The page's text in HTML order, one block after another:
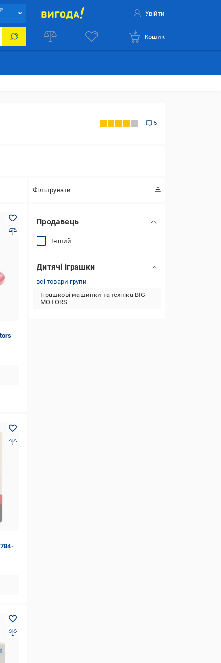
Увійти
Кошик
5
Фільтрувати
Продавець
Інший
Дитячі іграшки
всі товари групи
Іграшкові машинки та техніка BIG
MOTORS